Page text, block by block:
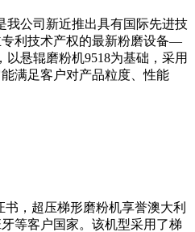
我公司新近推出具有国际先进技
利技术产权的最新粉磨设备—
悬辊磨粉机9518为基础，采用
满足客户对产品粒度、性能
，超压梯形磨粉机享誉澳大利
等客户国家。该机型采用了梯